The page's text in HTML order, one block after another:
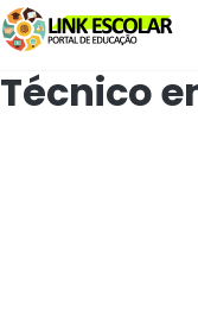
Link
Técnico